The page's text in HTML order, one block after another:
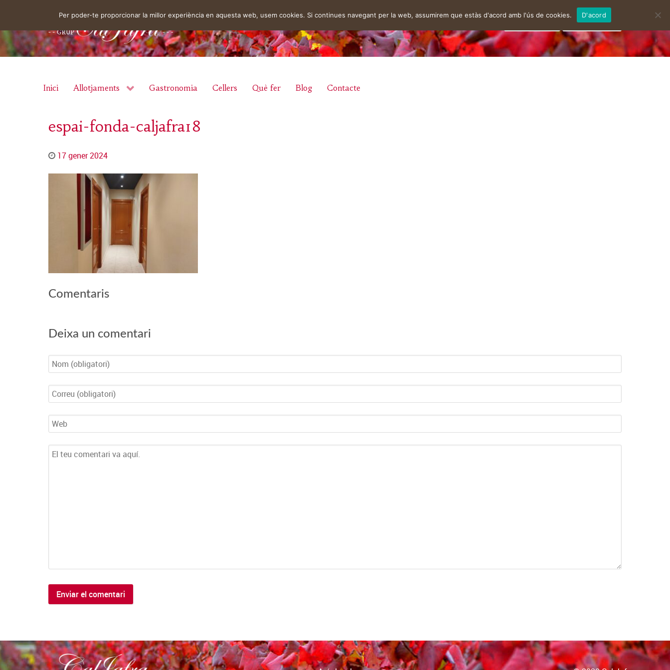
instagram
Inici Allotjaments Gastronomia Cellers Què fer Blog Contacte
espai-fonda-caljafra18
17 gener 2024
Comentaris
Deixa un comentari
Per poder-te proporcionar la millor experiència en aquesta web, usem cookies. Si continues navegant per la web, assumirem que estàs d'acord amb l'ús de cookies. D'acord